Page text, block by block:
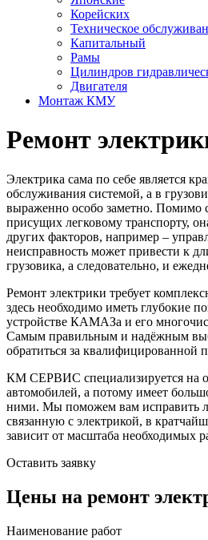
Корейских
Техническое
Капитальный
Рамы
Цилиндров
Двигателя
Монтаж КМУ
Ремонт
Электрика сама по себе является
обслуживания системой, а в
выраженно особо заметно.
присущих легковому транспорту,
других факторов, например –
неисправность может привести к
грузовика, а следовательно, и
Ремонт электрики требует
здесь необходимо иметь глубокие
устройстве КАМАЗа и его
Самым правильным и надёжным
обратиться за квалифицированной
КМ СЕРВИС специализируется на
автомобилей, а потому имеет
ними. Мы поможем вам исправить
связанную с электрикой, в
зависит от масштаба необходимых
Оставить заявку
Цены на ремонт
Наименование работ